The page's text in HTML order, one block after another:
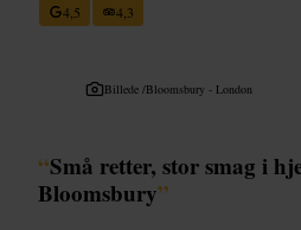
4,5
4,3
Billede /Bloomsbury - London
“Små retter, stor smag i
Bloomsbury”